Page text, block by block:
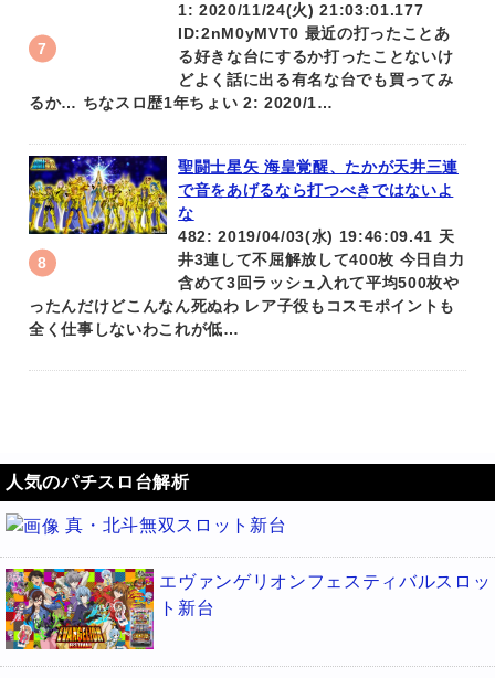
1: 2020/11/24(火) 21:03:01.177
ID:2nM0yMVT0 最近の打ったことあ
る好きな台にするか打ったことないけ
どよく話に出る有名な台でも買ってみ
るか… ちなスロ歴1年ちょい 2: 2020/1…
聖闘士星矢 海皇覚醒、たかが天井三連
で音をあげるなら打つべきではないよ
な
482: 2019/04/03(水) 19:46:09.41 天
井3連して不屈解放して400枚 今日自力
含めて3回ラッシュ入れて平均500枚や
ったんだけどこんなん死ぬわ レア子役もコスモポイントも
全く仕事しないわこれが低…
人気のパチスロ台解析
真・北斗無双スロット新台
エヴァンゲリオンフェスティバルスロッ
ト新台